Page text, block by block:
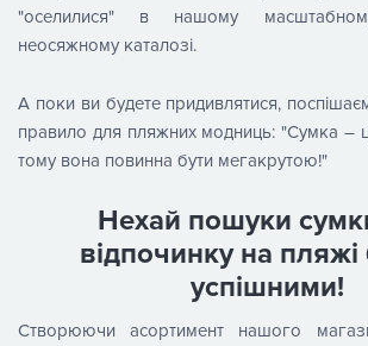
"оселилися" в нашому
неосяжному каталозі.
А поки ви будете придивлятися,
правило для пляжних модниць: "Сумка –
тому вона повинна бути мегакрутою!"
Нехай пошуки
відпочинку на пляжі
успішними!
Створюючи асортимент нашого